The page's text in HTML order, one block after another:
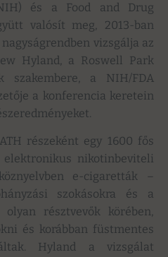
és a Food and Drug
valósít meg, 2013-ban
vizsgálja az
Hyland, a Roswell Park
szakembere, a NIH/FDA
a konferencia keretein
részeként egy 1600 fős
elektronikus nikotinbeviteli
e-cigaretták –
szokásokra és a
olyan résztvevők körében,
és korábban füstmentes
Hyland a vizsgálat